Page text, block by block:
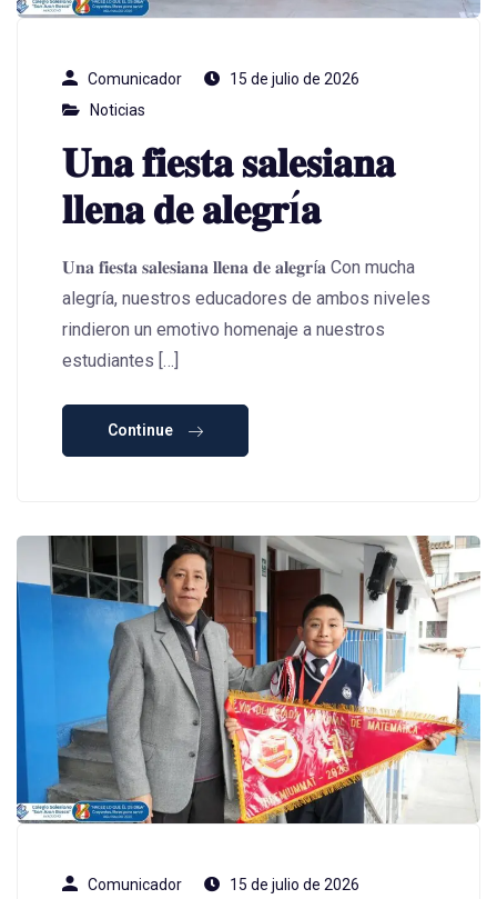
Comunicador
15 de julio de 2026
Noticias
𝐔𝐧𝐚 𝐟𝐢𝐞𝐬𝐭𝐚 𝐬𝐚𝐥𝐞𝐬𝐢𝐚𝐧𝐚
𝐥𝐥𝐞𝐧𝐚 𝐝𝐞 𝐚𝐥𝐞𝐠𝐫í𝐚
𝐔𝐧𝐚 𝐟𝐢𝐞𝐬𝐭𝐚 𝐬𝐚𝐥𝐞𝐬𝐢𝐚𝐧𝐚 𝐥𝐥𝐞𝐧𝐚 𝐝𝐞 𝐚𝐥𝐞𝐠𝐫í𝐚 Con mucha
alegría, nuestros educadores de ambos niveles
rindieron un emotivo homenaje a nuestros
estudiantes […]
Continue
Comunicador
15 de julio de 2026